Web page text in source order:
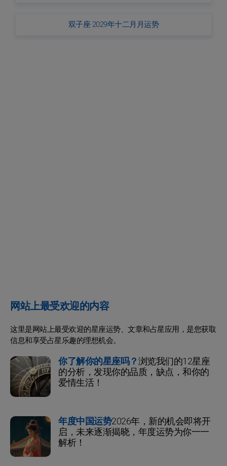
双子座·2029年十二月月运势
网站上最受欢迎的内容
这里是网站上最受欢迎的星座运势、文章和占星应用，是您获取
信息和享受占星乐趣的理想机会。
你了解你的星座吗？浏览我们的12星座
的分析，发现你的品质，缺点，和你的
爱情生活！
年度中国运势2026年，新的机会即将开
启，未来逐渐揭晓，年度运势为你一一
解析！